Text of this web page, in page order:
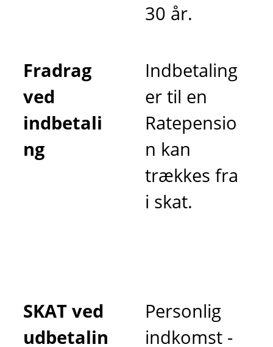
30 år.
Fradrag
ved
indbetali
ng
Indbetaling
er til en
Ratepensio
n kan
trækkes fra
i skat.
SKAT ved
udbetalin
Personlig
indkomst -